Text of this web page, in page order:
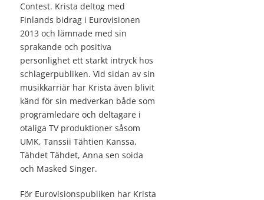
Contest. Krista deltog med
Finlands bidrag i Eurovisionen
2013 och lämnade med sin
sprakande och positiva
personlighet ett starkt intryck hos
schlagerpubliken. Vid sidan av sin
musikkarriär har Krista även blivit
känd för sin medverkan både som
programledare och deltagare i
otaliga TV produktioner såsom
UMK, Tanssii Tähtien Kanssa,
Tähdet Tähdet, Anna sen soida
och Masked Singer.
För Eurovisionspubliken har Krista